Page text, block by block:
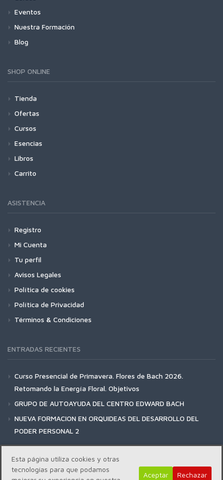
Eventos
Nuestra Formación
Blog
SHOP ONLINE
Tienda
Ofertas
Cursos
Esencias
Libros
Carrito
ASISTENCIA
Registro
Mi Cuenta
Tu perfil
Avisos Legales
Política de cookies
Política de Privacidad
Términos & Condiciones
ENTRADAS RECIENTES
Curso Presencial de Primavera. Flores de Bach 2026.
Retomando la Energía Floral. Objetivos
GRUPO DE AUTOAYUDA DEL CENTRO EDWARD BACH
NUEVA FORMACION EN ORQUIDEAS DEL DESARROLLO DEL
PODER PERSONAL 2
Esta página utiliza cookies y otras
tecnologías para que podamos
Aceptar Rechazar